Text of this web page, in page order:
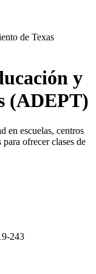
de Texas
y
(ADEPT)
en escuelas, centros
ofrecer clases de
243